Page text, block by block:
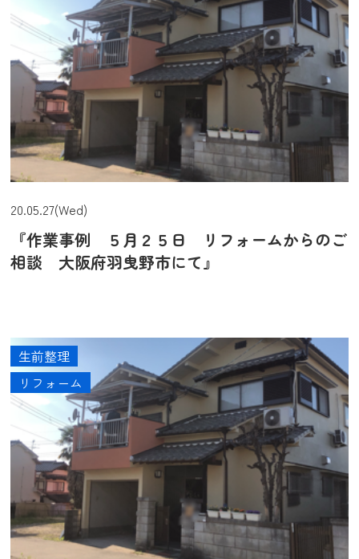
20.05.27(Wed)
『作業事例 ５月２５日 リフォームからのご
相談 大阪府羽曳野市にて』
生前整理
リフォーム